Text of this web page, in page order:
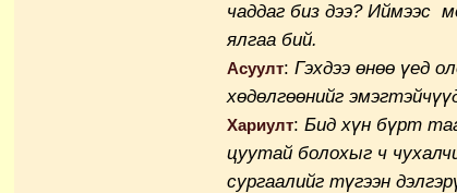
чаддаг биз дээ? Иймээс
ялгаа бий.
Асуулт: Гэхдээ өнөө үед
хөдөлгөөнийг
Хариулт: Бид хүн бүрт
цуутай болохыг ч
сургаалийг түгээн